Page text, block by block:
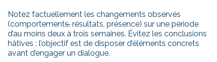
Notez factuellement les changements observés
(comportements, résultats, présence) sur une période
d’au moins deux à trois semaines. Évitez les conclusions
hâtives : l’objectif est de disposer d’éléments concrets
avant d’engager un dialogue.